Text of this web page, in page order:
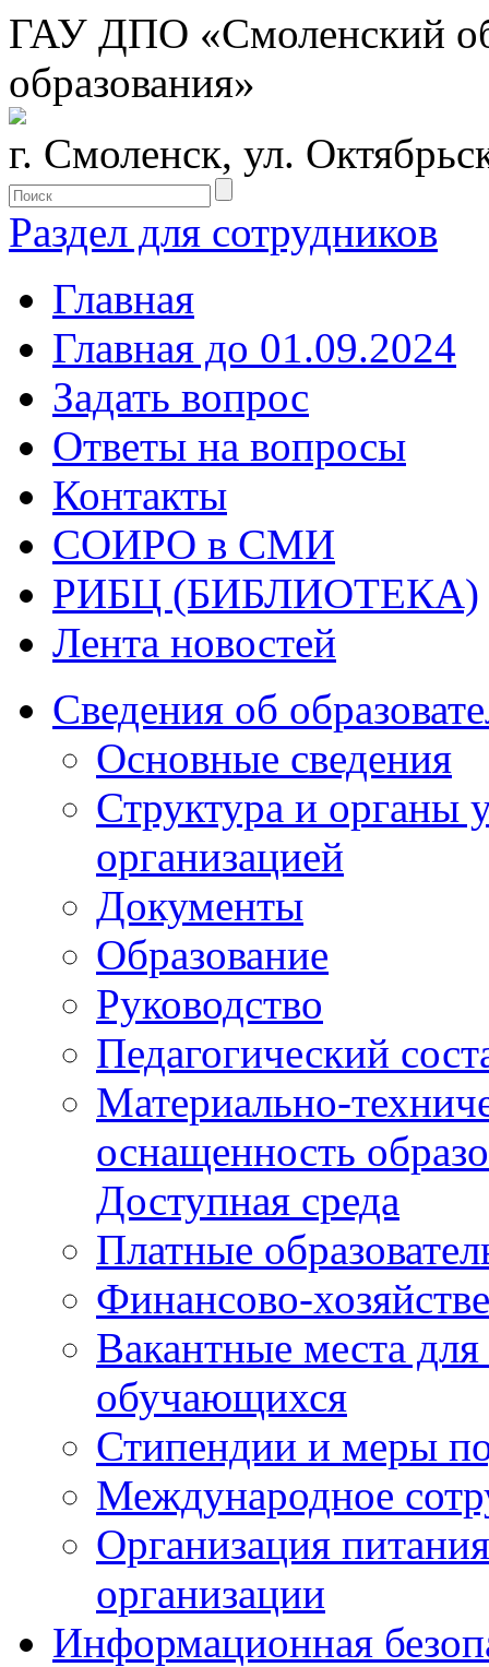
ГАУ ДПО «Смоленский
образования»
г. Смоленск, ул.
Раздел для сотрудников
Главная
Главная до 01.09.2024
Задать вопрос
Ответы на вопросы
Контакты
СОИРО в СМИ
РИБЦ (БИБЛИОТЕКА)
Лента новостей
Сведения об
Основные сведения
Структура и органы
организацией
Документы
Образование
Руководство
Педагогический
Материально-
оснащенность
Доступная среда
Платные
Финансово-
Вакантные места
обучающихся
Стипендии и меры
Международное
Организация
организации
Информационная